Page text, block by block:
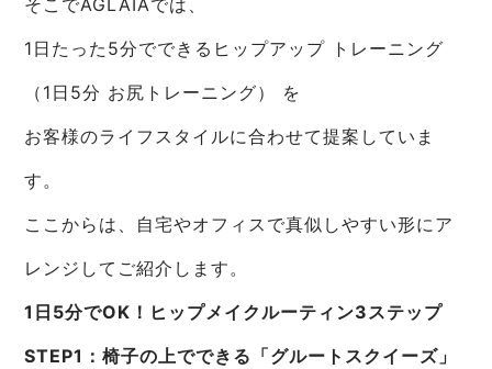
そこでAGLAIAでは、
1日たった5分でできるヒップアップ トレーニング
（1日5分 お尻トレーニング） を
お客様のライフスタイルに合わせて提案していま
す。
ここからは、自宅やオフィスで真似しやすい形にア
レンジしてご紹介します。
1日5分でOK！ヒップメイクルーティン3ステップ
STEP1：椅子の上でできる「グルートスクイーズ」